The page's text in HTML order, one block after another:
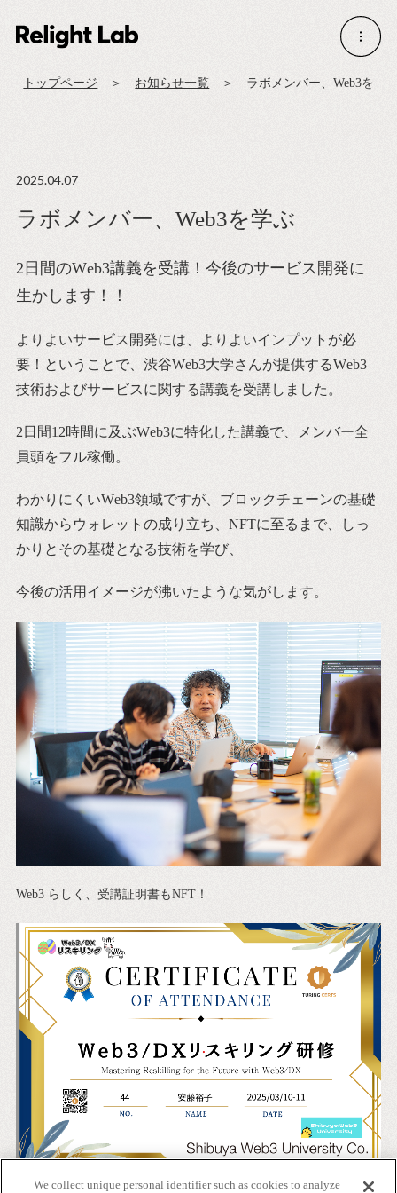
Home
Concept
Service
Member
News
トップページ お知らせ一覧 ラボメンバー、Web3を学
2025.04.07
ラボメンバー、Web3を学ぶ
2 日間のWeb3講義を受講！今後のサービス開発に
生かします！！
よりよいサービス開発には、よりよいインプットが必
要！ということで、渋谷Web3大学さんが提供するWeb3
技術およびサービスに関する講義を受講しました。
2 日間12時間に及ぶWeb3に特化した講義で、メンバー全
員頭をフル稼働。
わかりにくいWeb3領域ですが、ブロックチェーンの基礎
知識からウォレットの成り立ち、NFTに至るまで、しっ
かりとその基礎となる技術を学び、
今後の活用イメージが沸いたような気がします。
Web3 らしく、受講証明書もNFT ！
We collect unique personal identifier such as cookies to analyze